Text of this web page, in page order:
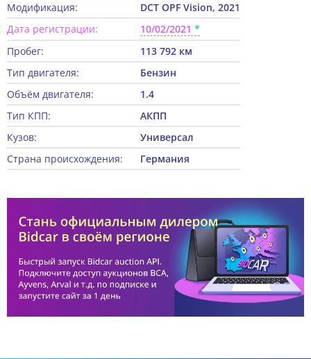
Модификация:
DCT OPF Vision, 2021
Дата регистрации:
10/02/2021
Пробег:
113 792 км
Тип двигателя:
Бензин
Объём двигателя:
1.4
Тип КПП:
АКПП
Кузов:
Универсал
Страна происхождения:
Германия